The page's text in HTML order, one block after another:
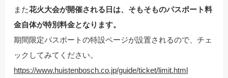
また花火大会が開催される日は、そもそものパスポート料
金自体が特別料金となります。
期間限定パスポートの特設ページが設置されるので、チェ
ックしてみてください。
https://www.huistenbosch.co.jp/guide/ticket/limit.html